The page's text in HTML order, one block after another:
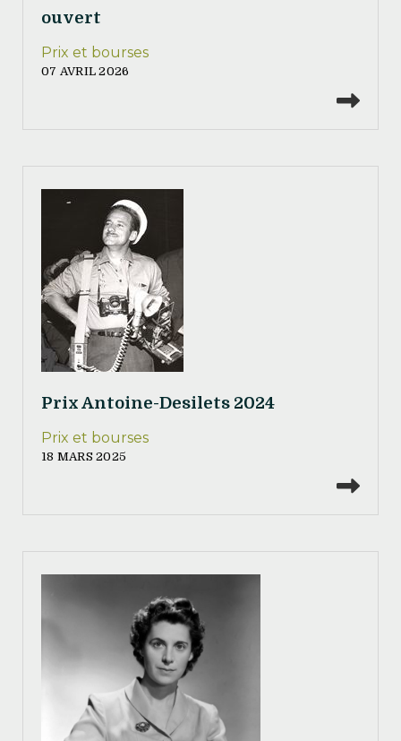
ouvert
Prix et bourses
07 AVRIL 2026
Prix Antoine-Desilets 2024
Prix et bourses
18 MARS 2025